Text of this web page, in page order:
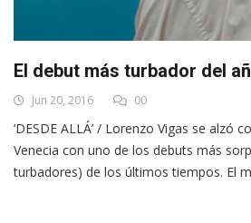
El debut más turbador del
Jun 20, 2016 00
‘DESDE ALLÁ’ / Lorenzo Vigas se alzó
Venecia con uno de los debuts más
turbadores) de los últimos tiempos. El